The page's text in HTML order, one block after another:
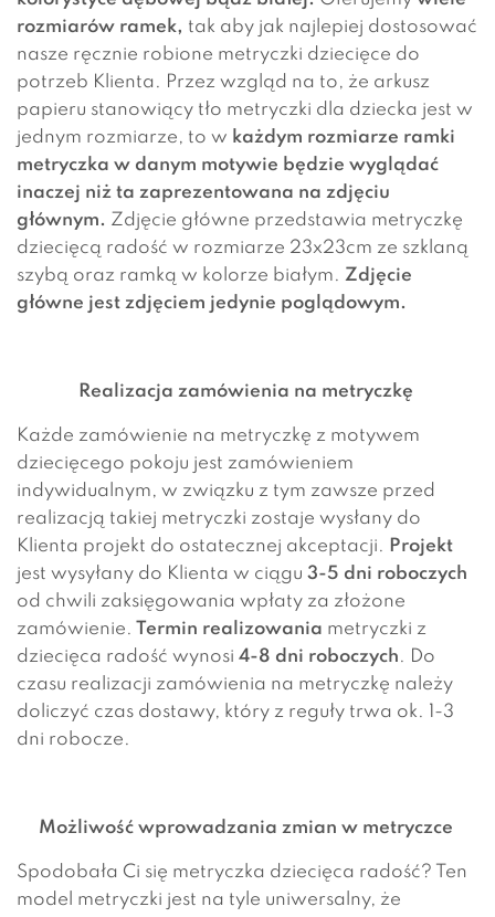
rozmiarów ramek, tak aby jak najlepiej dostosować
nasze ręcznie robione metryczki dziecięce do
potrzeb Klienta. Przez wzgląd na to, że arkusz
papieru stanowiący tło metryczki dla dziecka jest w
jednym rozmiarze, to w każdym rozmiarze ramki
metryczka w danym motywie będzie wyglądać
inaczej niż ta zaprezentowana na zdjęciu
głównym. Zdjęcie główne przedstawia metryczkę
dziecięcą radość w rozmiarze 23x23cm ze szklaną
szybą oraz ramką w kolorze białym. Zdjęcie
główne jest zdjęciem jedynie poglądowym.
Realizacja zamówienia na metryczkę
Każde zamówienie na metryczkę z motywem
dziecięcego pokoju jest zamówieniem
indywidualnym, w związku z tym zawsze przed
realizacją takiej metryczki zostaje wysłany do
Klienta projekt do ostatecznej akceptacji. Projekt
jest wysyłany do Klienta w ciągu 3-5 dni roboczych
od chwili zaksięgowania wpłaty za złożone
zamówienie. Termin realizowania metryczki z
dziecięca radość wynosi 4-8 dni roboczych. Do
czasu realizacji zamówienia na metryczkę należy
doliczyć czas dostawy, który z reguły trwa ok. 1-3
dni robocze.
Możliwość wprowadzania zmian w metryczce
Spodobała Ci się metryczka dziecięca radość? Ten
model metryczki jest na tyle uniwersalny, że